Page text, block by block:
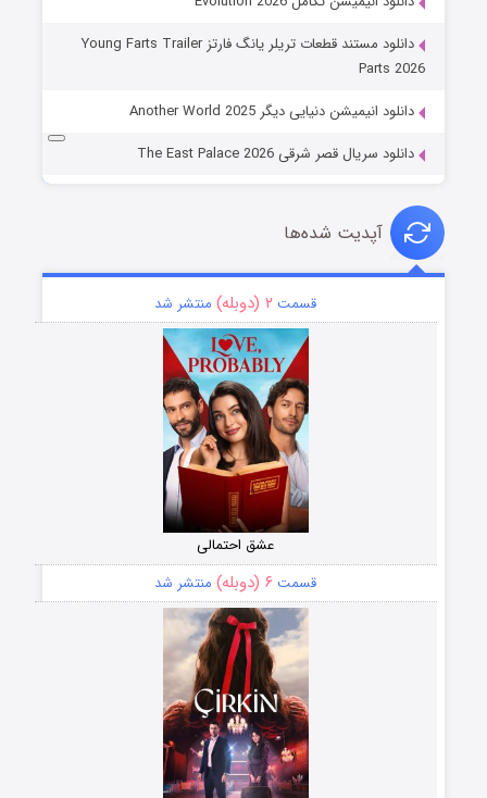
دانلود مستند قطعات تریلر یانگ فارتز Young Farts Trailer
Parts 2026
دانلود انیمیشن دنیایی دیگر Another World 2025
دانلود سریال قصر شرقی The East Palace 2026
آپدیت شده‌ها
قسمت ۲ (دوبله) منتشر شد
عشق احتمالی
قسمت ۶ (دوبله) منتشر شد